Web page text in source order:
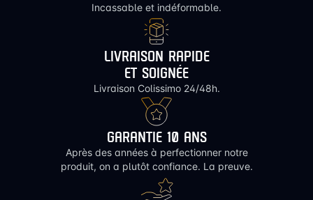
Incassable et indéformable.
LIVRAISON RAPIDE
ET SOIGNÉE
Livraison Colissimo 24/48h.
GARANTIE 10 ANS
Après des années à perfectionner notre
produit, on a plutôt confiance. La preuve.